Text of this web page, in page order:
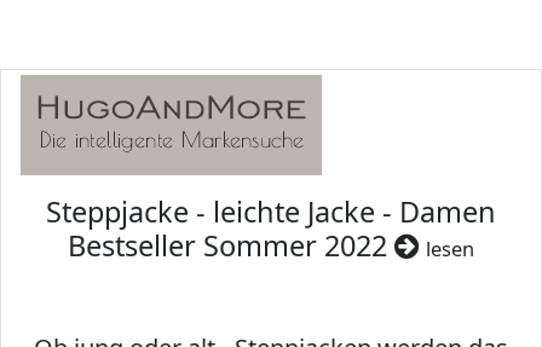
Steppjacke - leichte Jacke - Damen
Bestseller Sommer 2022
lesen